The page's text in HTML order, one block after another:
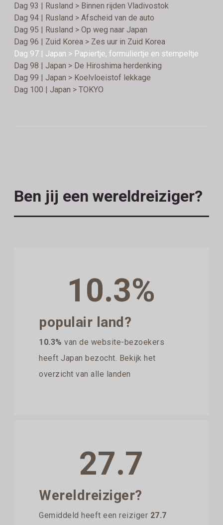
Dag 93 | Rusland > Binnen rijden Vladivostok
Dag 94 | Rusland > Afscheid van de auto
Dag 95 | Rusland > Op weg naar Japan
Dag 96 | Zuid Korea > Zes uur in Zuid Korea
Dag 97 | Japan > Papiertje, formuliertje en stempeltje
Dag 98 | Japan > De Hiroshima herdenking
Dag 99 | Japan > Koelvloeistof lekkage
Dag 100 | Japan > TOKYO
Ben jij een wereldreiziger?
10.3%
populair land?
10.3% van de website-bezoekers
heeft Japan bezocht. Bekijk het
overzicht van alle landen
27.7
Wereldreiziger?
Gemiddeld heeft een reiziger 27.7